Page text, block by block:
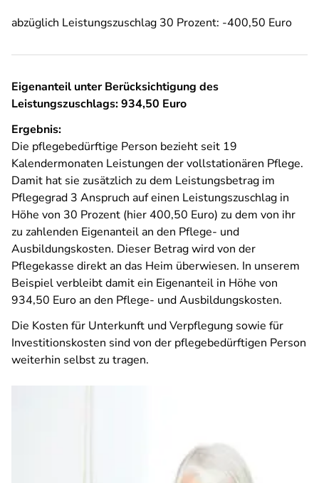
abzüglich Leistungszuschlag 30 Prozent: -400,50 Euro
Eigenanteil unter Berücksichtigung des
Leistungszuschlags: 934,50 Euro
Ergebnis:
Die pflegebedürftige Person bezieht seit 19
Kalendermonaten Leistungen der vollstationären Pflege.
Damit hat sie zusätzlich zu dem Leistungsbetrag im
Pflegegrad 3 Anspruch auf einen Leistungszuschlag in
Höhe von 30 Prozent (hier 400,50 Euro) zu dem von ihr
zu zahlenden Eigenanteil an den Pflege- und
Ausbildungskosten. Dieser Betrag wird von der
Pflegekasse direkt an das Heim überwiesen. In unserem
Beispiel verbleibt damit ein Eigenanteil in Höhe von
934,50 Euro an den Pflege- und Ausbildungskosten.
Die Kosten für Unterkunft und Verpflegung sowie für
Investitionskosten sind von der pflegebedürftigen Person
weiterhin selbst zu tragen.